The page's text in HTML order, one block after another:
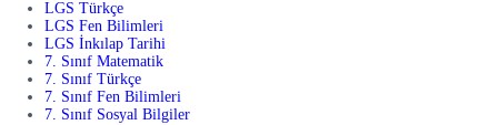
LGS Türkçe
LGS Fen Bilimleri
LGS İnkılap Tarihi
7. Sınıf Matematik
7. Sınıf Türkçe
7. Sınıf Fen Bilimleri
7. Sınıf Sosyal Bilgiler